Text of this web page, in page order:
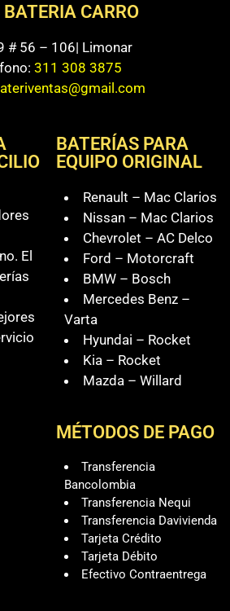
BATERIA CARRO
# 56 – 106| Limonar
311 308 3875
El
BATERÍAS PARA
EQUIPO ORIGINAL
Renault – Mac Clarios
Nissan – Mac Clarios
Chevrolet – AC Delco
Ford – Motorcraft
BMW – Bosch
Mercedes Benz –
Varta
Hyundai – Rocket
Kia – Rocket
Mazda – Willard
MÉTODOS DE PAGO
Transferencia
Bancolombia
Transferencia Nequi
Transferencia Davivienda
Tarjeta Crédito
Tarjeta Débito
Efectivo Contraentrega